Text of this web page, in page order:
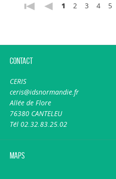
1 2 3 4 5
Contact
CERIS
ceris@idsnormandie.fr
Allée de Flore
76380 CANTELEU
Tél 02.32.83.25.02
Maps